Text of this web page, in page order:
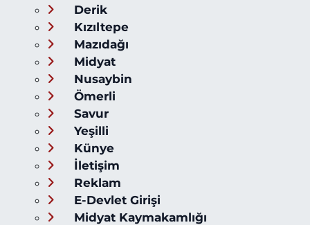
Derik
Kızıltepe
Mazıdağı
Midyat
Nusaybin
Ömerli
Savur
Yeşilli
Künye
İletişim
Reklam
E-Devlet Girişi
Midyat Kaymakamlığı